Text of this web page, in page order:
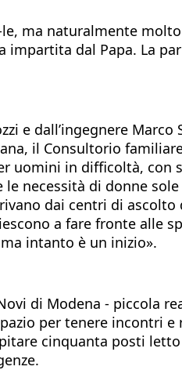
ma naturalmente
dal Papa. La
e dall’ingegnere
il Consultorio
uomini in difficoltà,
necessità di donne
dai centri di
a fare fronte alle
intanto è un inizio».
di Modena - piccola
per tenere incontri
cinquanta posti